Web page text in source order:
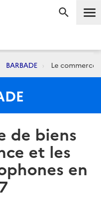
BARBADE Le commerce
de biens
et les
en